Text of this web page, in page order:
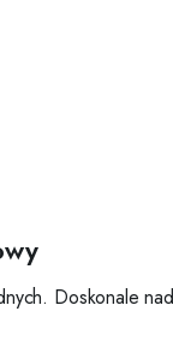
Doskonale